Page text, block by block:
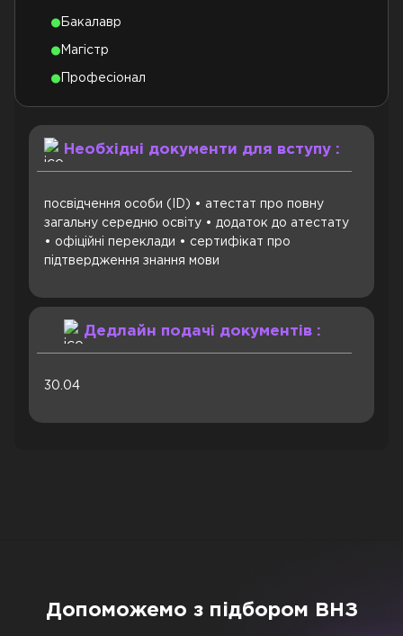
Бакалавр
Магістр
Професіонал
Необхідні документи для вступу :
посвідчення особи (ID) • атестат про повну
загальну середню освіту • додаток до атестату
• офіційні переклади • сертифікат про
підтвердження знання мови
Дедлайн подачі документів :
30.04
Допоможемо з підбором ВНЗ